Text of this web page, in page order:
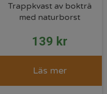
Trappkvast av bokträ
med naturborst
139 kr
Läs mer